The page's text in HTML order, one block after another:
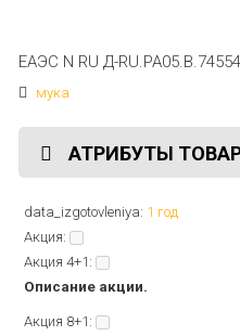
ЕАЭС N RU Д-
мука
АТРИБУТЫ
data_izgotovleniya: 1 год
Акция:
Акция 4+1:
Описание акции.
Акция 8+1: